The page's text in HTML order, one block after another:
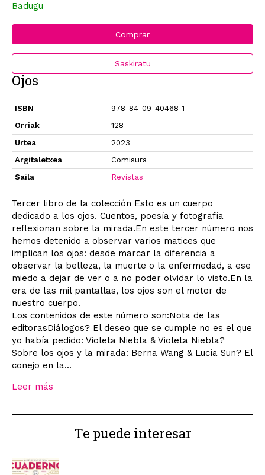
Badugu
Comprar
Saskiratu
Ojos
ISBN
978-84-09-40468-1
Orriak
128
Urtea
2023
Argitaletxea
Comisura
Saila
Revistas
Tercer libro de la colección Esto es un cuerpo
dedicado a los ojos. Cuentos, poesía y fotografía
reflexionan sobre la mirada.En este tercer número nos
hemos detenido a observar varios matices que
implican los ojos: desde marcar la diferencia a
observar la belleza, la muerte o la enfermedad, a ese
miedo a dejar de ver o a no poder olvidar lo visto.En la
era de las mil pantallas, los ojos son el motor de
nuestro cuerpo.
Los contenidos de este número son:Nota de las
editorasDiálogos? El deseo que se cumple no es el que
yo había pedido: Violeta Niebla & Violeta Niebla?
Sobre los ojos y la mirada: Berna Wang & Lucía Sun? El
conejo en la...
Leer más
Te puede interesar